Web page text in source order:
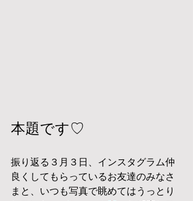
本題です♡
振り返る３月３日、インスタグラム仲
良くしてもらっているお友達のみなさ
まと、いつも写真で眺めてはうっとり